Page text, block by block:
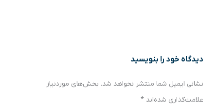
دیدگاه‌ خود را بنویسید
نشانی ایمیل شما منتشر نخواهد شد. بخش‌های موردنیاز
علامت‌گذاری شده‌اند *